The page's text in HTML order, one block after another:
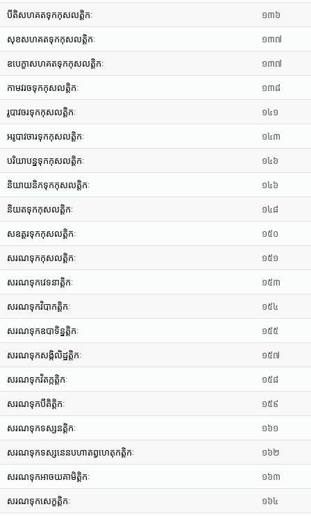
បីតិសហគតទុកកុសលត្តិកៈ ១៣៦
សុខសហគតទុកកុសលត្តិកៈ ១៣៧
ឧបេក្ខាសហគតទុកកុសលត្តិកៈ ១៣៧
កាមវរចទុកកុសលត្តិកៈ ១៣៨
រូបាវចរទុកកុសលត្តិកៈ ១៤១
អរូបាវចារទុកកុសលត្តិកៈ ១៤៣
បរិយាបន្នទុកកុសលត្តិកៈ ១៤៦
និយាយនិកទុកកុសលត្តិកៈ ១៤៦
និយតទុកកុសលត្តិកៈ ១៤៨
សឧត្តរទុកកុសលត្តិកៈ ១៥០
សរណទុកកុសលត្តិកៈ ១៥១
សរណទុកវេទនាត្តិកៈ ១៥៣
សរណទុកវិបាកត្តិកៈ ១៥៤
សរណទុកឧបាទិន្នត្តិកៈ ១៥៥
សរណទុកសង្កិលិដ្ឋត្តិកៈ ១៥៧
សរណទុកវិតក្កត្តិកៈ ១៥៨
សរណទុកបីតិត្តិកៈ ១៥៩
សរណទុកទស្សនត្តិកៈ ១៦១
សរណទុកទស្សនេនបហាតព្វហេតុកត្តិកៈ ១៦២
សរណទុកអាចយគាមិត្តិកៈ ១៦៣
សរណទុកសេក្ខត្តិកៈ ១៦៤